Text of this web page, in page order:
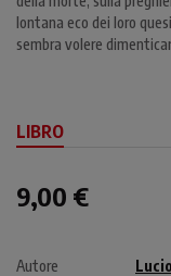
lontana eco dei loro
sembra volere
LIBRO
9,00 €
Autore